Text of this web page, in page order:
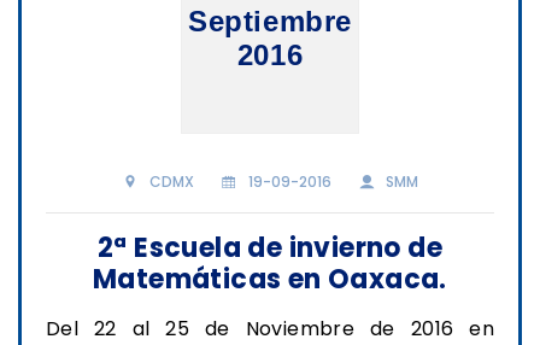
Septiembre
2016
CDMX 19-09-2016 SMM
2ª Escuela de invierno de
Matemáticas en Oaxaca.
Del 22 al 25 de Noviembre de 2016 en